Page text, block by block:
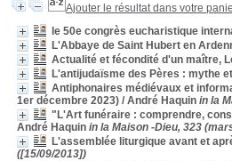
Ajouter le résultat dans votre
le 50e congrès eucharistique
L'Abbaye de Saint Hubert en
Actualité et fécondité d'un maître,
L'antijudaïsme des Pères : mythe
Antiphonaires médiévaux et
1er décembre 2023) / André Haquin in la
"L'Art funéraire : comprendre,
André Haquin in la Maison -Dieu, 323
L'assemblée liturgique avant et
([15/09/2013])